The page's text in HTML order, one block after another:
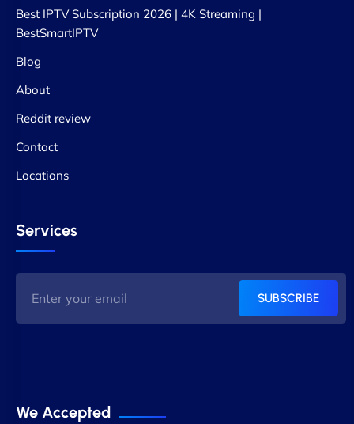
Best IPTV Subscription 2026 | 4K Streaming |
BestSmartIPTV
Blog
About
Reddit review
Contact
Locations
Services
SUBSCRIBE
We Accepted